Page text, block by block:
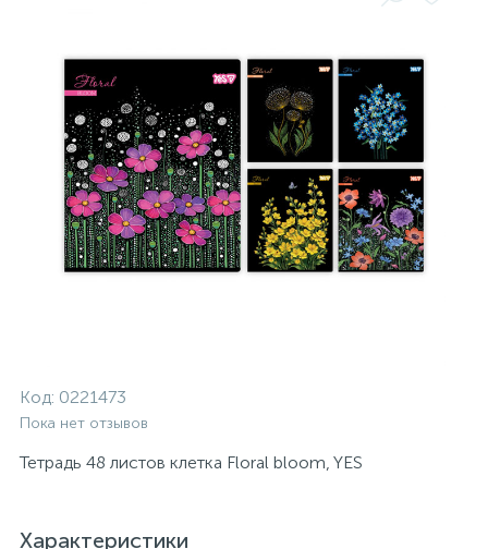
Код: 0221473
Пока нет отзывов
Тетрадь 48 листов клетка Floral bloom, YES
Характеристики